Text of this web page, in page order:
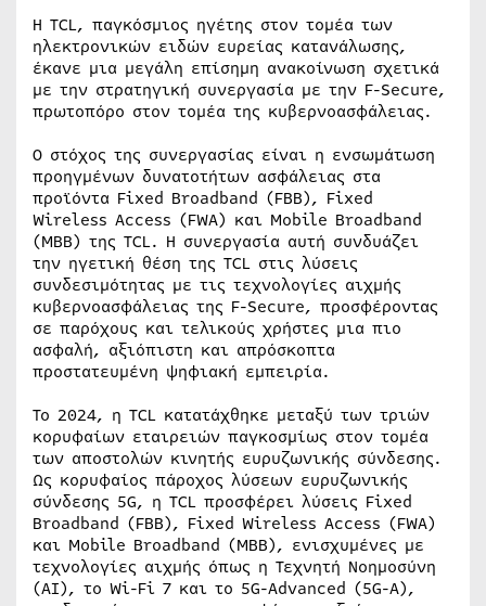
Η TCL, παγκόσμιος ηγέτης στον τομέα των
ηλεκτρονικών ειδών ευρείας κατανάλωσης,
έκανε μια μεγάλη επίσημη ανακοίνωση σχετικά
με την στρατηγική συνεργασία με την F-Secure,
πρωτοπόρο στον τομέα της κυβερνοασφάλειας.
Ο στόχος της συνεργασίας είναι η ενσωμάτωση
προηγμένων δυνατοτήτων ασφάλειας στα
προϊόντα Fixed Broadband (FBB), Fixed
Wireless Access (FWA) και Mobile Broadband
(MBB) της TCL. Η συνεργασία αυτή συνδυάζει
την ηγετική θέση της TCL στις λύσεις
συνδεσιμότητας με τις τεχνολογίες αιχμής
κυβερνοασφάλειας της F-Secure, προσφέροντας
σε παρόχους και τελικούς χρήστες μια πιο
ασφαλή, αξιόπιστη και απρόσκοπτα
προστατευμένη ψηφιακή εμπειρία.
Το 2024, η TCL κατατάχθηκε μεταξύ των τριών
κορυφαίων εταιρειών παγκοσμίως στον τομέα
των αποστολών κινητής ευρυζωνικής σύνδεσης.
Ως κορυφαίος πάροχος λύσεων ευρυζωνικής
σύνδεσης 5G, η TCL προσφέρει λύσεις Fixed
Broadband (FBB), Fixed Wireless Access (FWA)
και Mobile Broadband (MBB), ενισχυμένες με
τεχνολογίες αιχμής όπως η Τεχνητή Νοημοσύνη
(AI), το Wi-Fi 7 και το 5G-Advanced (5G-A),